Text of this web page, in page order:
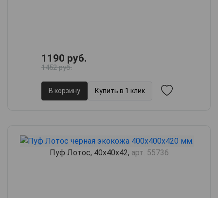
1190 руб.
1452 руб.
В корзину Купить в 1 клик
Пуф Лотос, 40х40х42, арт. 55736